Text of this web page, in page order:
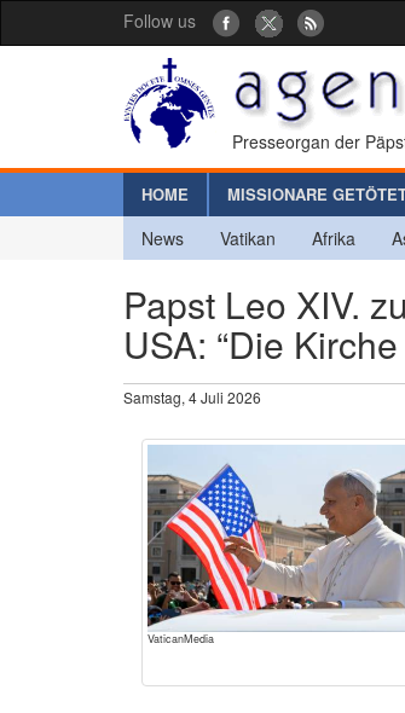
Follow us
Presseorgan der
HOME MISSIONARE
News Vatikan Afrika
Papst Leo XIV.
USA: “Die
Samstag, 4 Juli 2026
VaticanMedia